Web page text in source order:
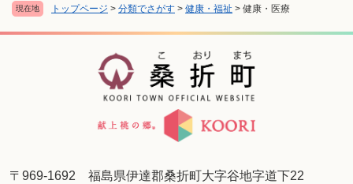
現在地 トップページ > 分類でさがす > 健康・福祉 > 健康・医療
〒969-1692 福島県伊達郡桑折町大字谷地字道下22